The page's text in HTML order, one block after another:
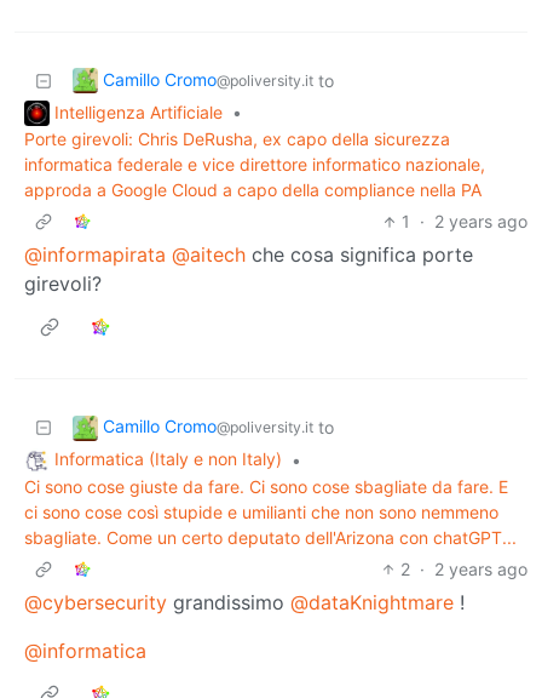
Camillo Cromo@poliversity.it to
Intelligenza Artificiale •
Porte girevoli: Chris DeRusha, ex capo della sicurezza
informatica federale e vice direttore informatico nazionale,
approda a Google Cloud a capo della compliance nella PA
1
· 2 years ago
@informapirata @aitech che cosa significa porte
girevoli?
Camillo Cromo@poliversity.it to
Informatica (Italy e non Italy)
•
Ci sono cose giuste da fare. Ci sono cose sbagliate da fare. E
ci sono cose così stupide e umilianti che non sono nemmeno
sbagliate. Come un certo deputato dell'Arizona con chatGPT...
2 · 2 years ago
@cybersecurity grandissimo @dataKnightmare !
@informatica